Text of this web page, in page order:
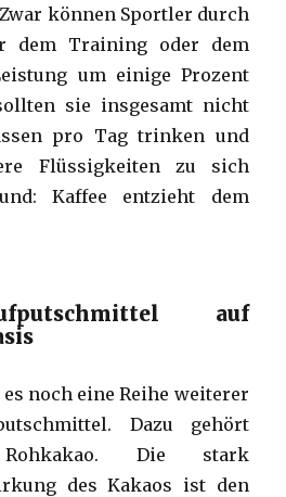
können Sportler durch
dem Training oder dem
um einige Prozent
sie insgesamt nicht
pro Tag trinken und
Flüssigkeiten zu sich
Kaffee entzieht dem
auf
noch eine Reihe weiterer
Dazu gehört
Rohkakao. Die stark
des Kakaos ist den